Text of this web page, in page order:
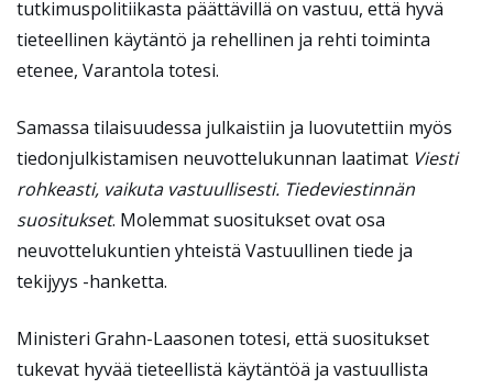
tutkimuspolitiikasta päättävillä on vastuu, että hyvä
tieteellinen käytäntö ja rehellinen ja rehti toiminta
etenee, Varantola totesi.
Samassa tilaisuudessa julkaistiin ja luovutettiin myös
tiedonjulkistamisen neuvottelukunnan laatimat Viesti
rohkeasti, vaikuta vastuullisesti. Tiedeviestinnän
suositukset. Molemmat suositukset ovat osa
neuvottelukuntien yhteistä Vastuullinen tiede ja
tekijyys -hanketta.
Ministeri Grahn-Laasonen totesi, että suositukset
tukevat hyvää tieteellistä käytäntöä ja vastuullista